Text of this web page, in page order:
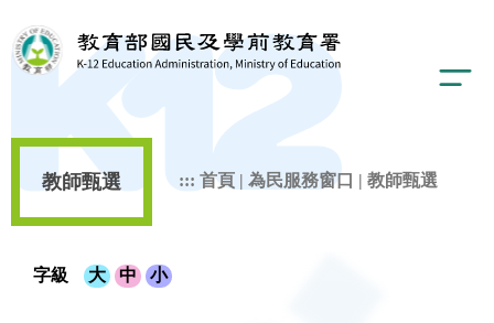
教師甄選 ::: 首頁 | 為民服務窗口 | 教師甄選
字級 大 中 小